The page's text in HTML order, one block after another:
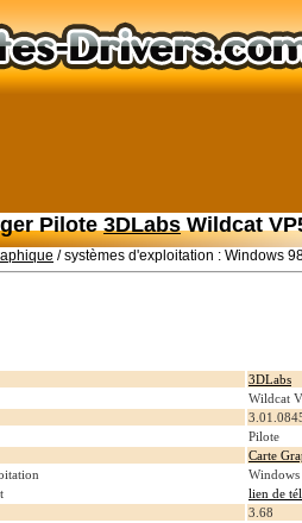
Pilote3DLabsWildcat
/ systèmes d'exploitation : Windows
3DLabs
Wildcat
Pilote
Carte
lien de
3.68